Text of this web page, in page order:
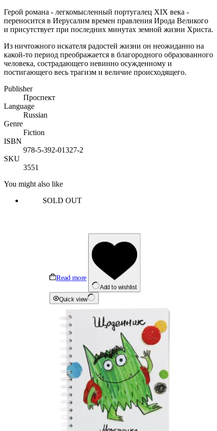
Герой романа - легкомысленный португалец XIX века -
переносится в Иерусалим времен правления Ирода Великого
и присутствует при последних минутах земной жизни Христа.
Из ничтожного искателя радостей жизни он неожиданно на
какой-то период преображается в благородного образованного
человека, сострадающего невинно осужденному и
постигающего весь трагизм и величие происходящего.
Publisher
Проспект
Language
Russian
Genre
Fiction
ISBN
978-5-392-01327-2
SKU
3551
You might also like
SOLD OUT
Read more
Add to wishlist
Quick view